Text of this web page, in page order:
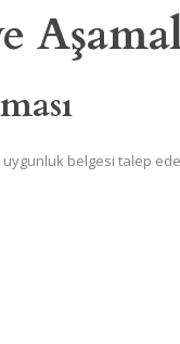
uygunluk belgesi talep